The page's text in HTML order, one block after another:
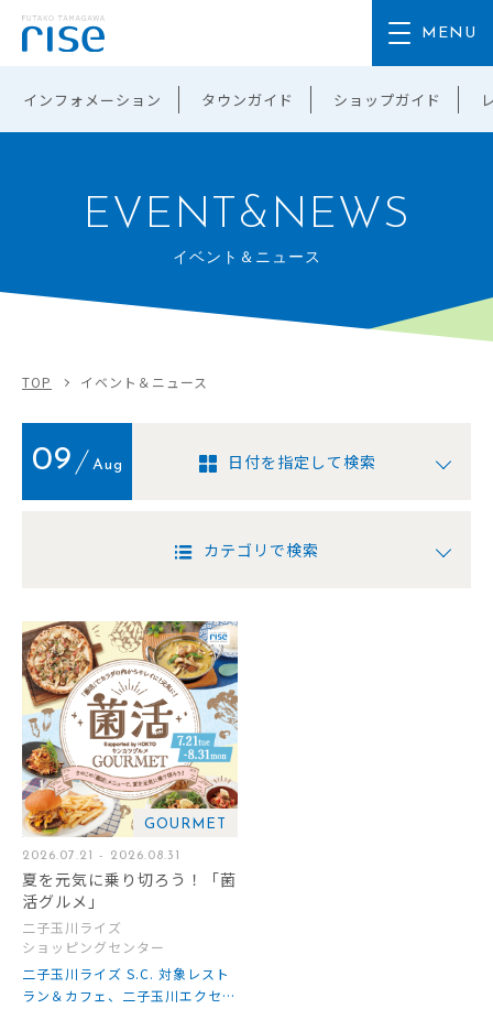
インフォメーション タウンガイド ショップガイド
EVENT&NEWS
イベント＆ニュース
TOP イベント＆ニュース
09 Aug 日付を指定して検索
カテゴリで検索
GOURMET
2026.07.21 - 2026.08.31
夏を元気に乗り切ろう！「菌
活グルメ」
二子玉川ライズ
ショッピングセンター
二子玉川ライズ S.C. 対象レスト
ラン＆カフェ、二子玉川エクセル